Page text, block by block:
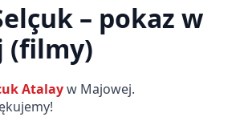
– pokaz w
(filmy)
Atalayw Majowej.